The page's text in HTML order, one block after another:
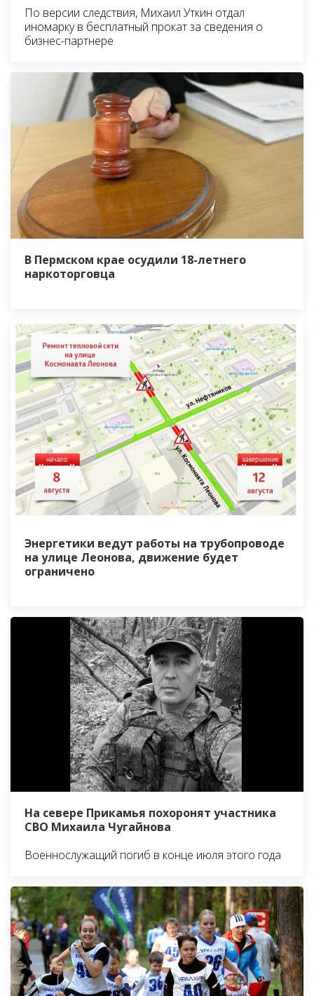
По версии следствия, Михаил Уткин отдал
иномарку в бесплатный прокат за сведения о
бизнес-партнере
В Пермском крае осудили 18-летнего
наркоторговца
Энергетики ведут работы на трубопроводе
на улице Леонова, движение будет
ограничено
На севере Прикамья похоронят участника
СВО Михаила Чугайнова
Военнослужащий погиб в конце июля этого года